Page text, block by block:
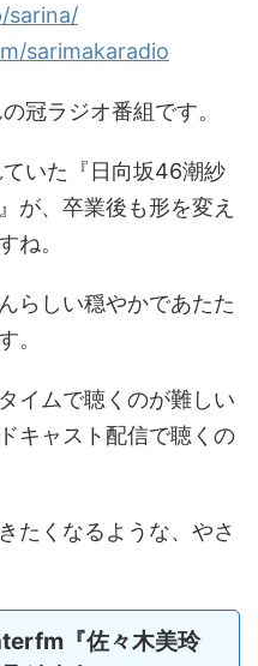
sarina/
sarimakaradio
冠ラジオ番組です。
いた『日向坂46潮紗
が、卒業後も形を変え
ね。
らしい穏やかであたた
。
イムで聴くのが難しい
キャスト配信で聴くの
たくなるような、やさ
『佐々木美玲